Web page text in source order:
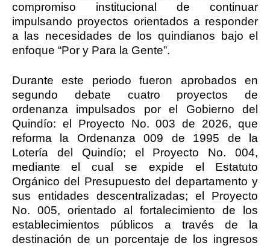
compromiso institucional de continuar
impulsando proyectos orientados a responder
a las necesidades de los quindianos bajo el
enfoque “Por y Para la Gente”.
Durante este periodo fueron aprobados en
segundo debate cuatro proyectos de
ordenanza impulsados por el Gobierno del
Quindío: el Proyecto No. 003 de 2026, que
reforma la Ordenanza 009 de 1995 de la
Lotería del Quindío; el Proyecto No. 004,
mediante el cual se expide el Estatuto
Orgánico del Presupuesto del departamento y
sus entidades descentralizadas; el Proyecto
No. 005, orientado al fortalecimiento de los
establecimientos públicos a través de la
destinación de un porcentaje de los ingresos